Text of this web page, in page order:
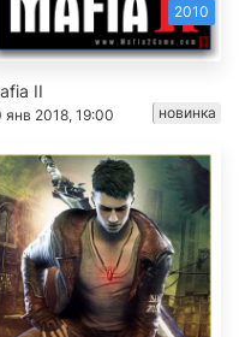
2010
II
янв 2018, 19:00 новинка